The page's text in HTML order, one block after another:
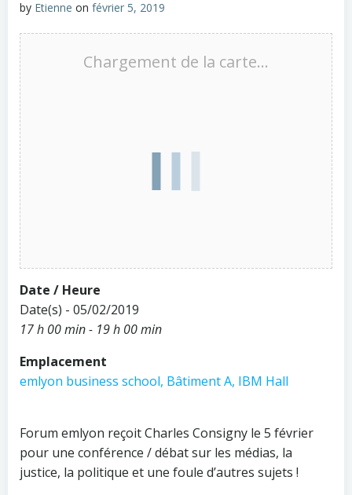
by Etienne on février 5, 2019
Chargement de la carte…
Date / Heure
Date(s) - 05/02/2019
17 h 00 min - 19 h 00 min
Emplacement
emlyon business school, Bâtiment A, IBM Hall
Forum emlyon reçoit Charles Consigny le 5 février
pour une conférence / débat sur les médias, la
justice, la politique et une foule d’autres sujets !